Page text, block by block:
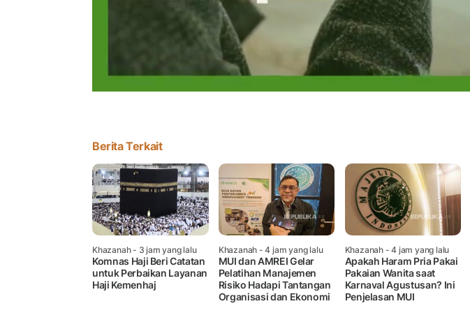
Berita Terkait
Khazanah- 3 jam yang lalu
Komnas Haji Beri Catatan
untuk Perbaikan Layanan
Haji Kemenhaj
Khazanah - 4 jam yang lalu
MUI dan AMREI Gelar
Pelatihan Manajemen
Risiko Hadapi Tantangan
Organisasi dan Ekonomi
Khazanah- 4 jam yang lalu
Apakah Haram Pria Pakai
Pakaian Wanita saat
Karnaval Agustusan? Ini
Penjelasan MUI